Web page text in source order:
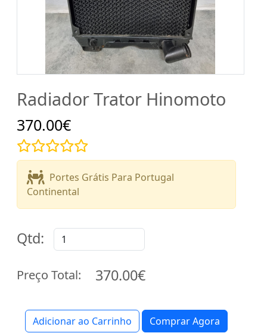
Radiador Trator Hinomoto
370.00€
Portes Grátis Para Portugal
Continental
Qtd:
Preço Total: 370.00€
Adicionar ao Carrinho Comprar Agora